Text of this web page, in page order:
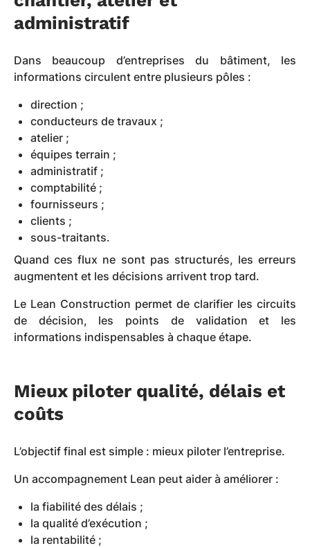
administratif
Dans beaucoup d’entreprises du bâtiment, les
informations circulent entre plusieurs pôles :
direction ;
conducteurs de travaux ;
atelier ;
équipes terrain ;
administratif ;
comptabilité ;
fournisseurs ;
clients ;
sous-traitants.
Quand ces flux ne sont pas structurés, les erreurs
augmentent et les décisions arrivent trop tard.
Le Lean Construction permet de clarifier les circuits
de décision, les points de validation et les
informations indispensables à chaque étape.
Mieux piloter qualité, délais et
coûts
L’objectif final est simple : mieux piloter l’entreprise.
Un accompagnement Lean peut aider à améliorer :
la fiabilité des délais ;
la qualité d’exécution ;
la rentabilité ;